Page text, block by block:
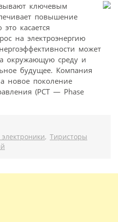
ключевым
повышение
касается
на электроэнергию
может
окружающую среду и
будущее. Компания
новое поколение
(PCT — Phase
, Тиристоры